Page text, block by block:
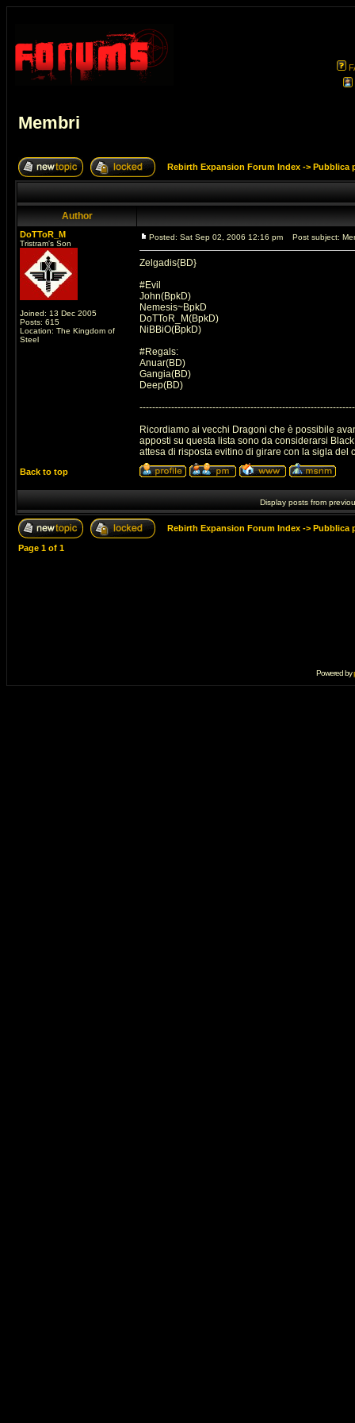
Membri
Rebirth Expansion Forum Index -> Pubblica
Author
DoTToR_M
Tristram's Son
Joined: 13 Dec 2005
Posts: 615
Location: The Kingdom of
Steel
Posted: Sat Sep 02, 2006 12:16 pm Post subject:
Zelgadis{BD}
#Evil
John(BpkD)
Nemesis~BpkD
DoTToR_M(BpkD)
NiBBiO(BpkD)
#Regals:
Anuar(BD)
Gangia(BD)
Deep(BD)
Ricordiamo ai vecchi Dragoni che è possibile
apposti su questa lista sono da considerarsi
attesa di risposta evitino di girare con la sigla del
Back to top
Display posts from
Rebirth Expansion Forum Index -> Pubblica
Page 1 of 1
Powered by